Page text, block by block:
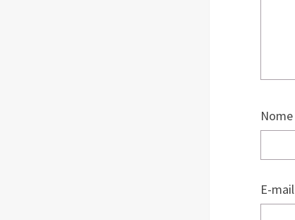
Nome
E-mail